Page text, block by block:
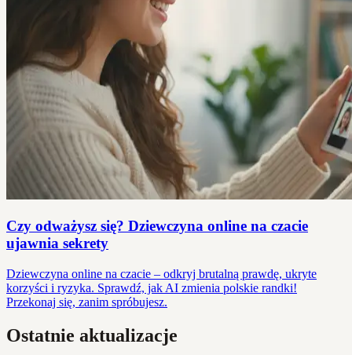
Czy odważysz się? Dziewczyna online na czacie
ujawnia sekrety
Dziewczyna online na czacie – odkryj brutalną prawdę, ukryte
korzyści i ryzyka. Sprawdź, jak AI zmienia polskie randki!
Przekonaj się, zanim spróbujesz.
Ostatnie aktualizacje